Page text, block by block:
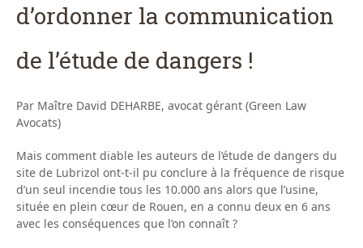
d’ordonner la communication
de l’étude de dangers !
Par Maître David DEHARBE, avocat gérant (Green Law
Avocats)
Mais comment diable les auteurs de l’étude de dangers du
site de Lubrizol ont-t-il pu conclure à la fréquence de risque
d’un seul incendie tous les 10.000 ans alors que l’usine,
située en plein cœur de Rouen, en a connu deux en 6 ans
avec les conséquences que l’on connaît ?